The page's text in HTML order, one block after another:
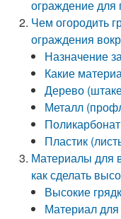
ограждение для
Чем огородить
ограждения
Назначение
Какие
Дерево
Металл
Поликарбонат
Пластик
Материалы для
как сделать
Высокие
Материал для